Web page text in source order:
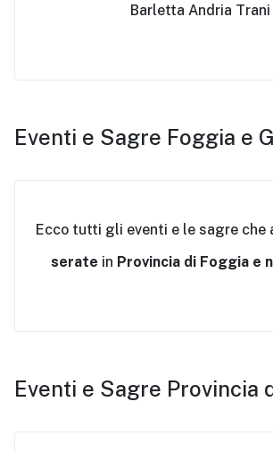
Barletta Andria Trani
Eventi e Sagre Foggia e
Ecco tutti gli eventi e le sagre che
serate in Provincia di Foggia e
Eventi e Sagre Provincia